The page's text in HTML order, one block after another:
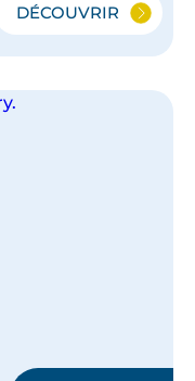
DÉCOUVRIR
L'ESSENTIEL